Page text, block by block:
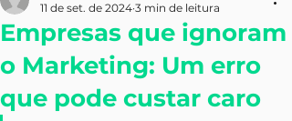
Empresas que ignoram
o Marketing: Um erro
que pode custar caro
11 de set. de 2024 3 min de leitura